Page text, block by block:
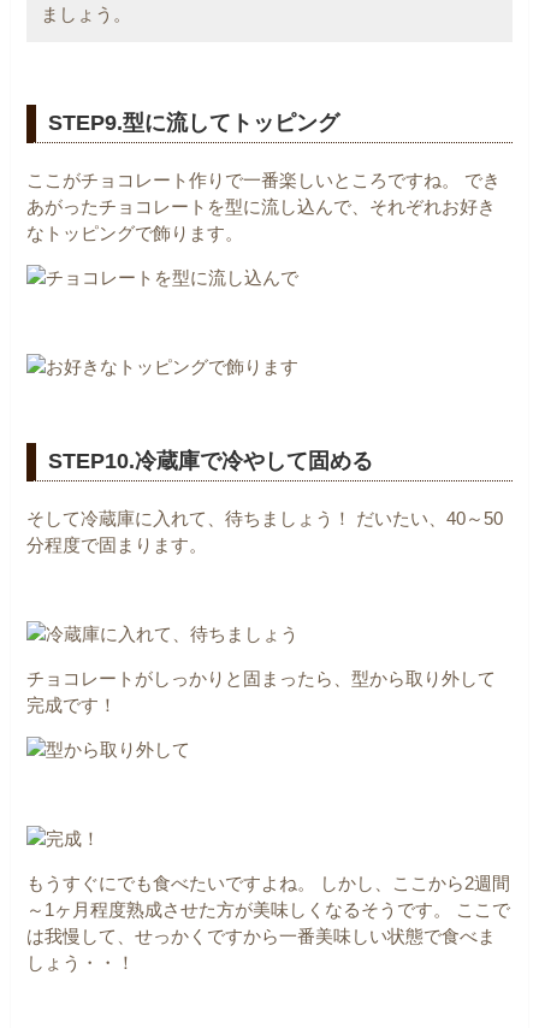
ましょう。
STEP9.型に流してトッピング
ここがチョコレート作りで一番楽しいところですね。
でき
あがったチョコレートを型に流し込んで、それぞれお好き
なトッピングで飾ります。
STEP10.冷蔵庫で冷やして固める
そして冷蔵庫に入れて、待ちましょう！
だいたい、40～50
分程度で固まります。
チョコレートがしっかりと固まったら、型から取り外して
完成です！
もうすぐにでも食べたいですよね。
しかし、ここから2週間
～1ヶ月程度熟成させた方が美味しくなるそうです。
ここで
は我慢して、せっかくですから一番美味しい状態で食べま
しょう・・！